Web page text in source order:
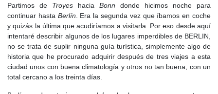
Partimos de Troyes hacia Bonn donde hicimos noche para
continuar hasta Berlín. Era la segunda vez que íbamos en coche
y quizás la última que acudiríamos a visitarla. Por eso desde aquí
intentaré describir algunos de los lugares imperdibles de BERLIN,
no se trata de suplir ninguna guía turística, simplemente algo de
historia que he procurado adquirir después de tres viajes a esta
ciudad unos con buena climatología y otros no tan buena, con un
total cercano a los treinta días.